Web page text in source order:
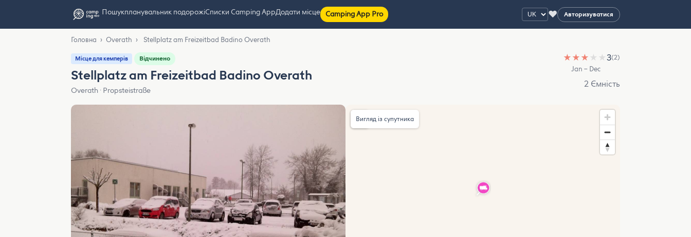
Пошукпланувальник подорожіСписки Camping AppДодати місце Camping App Pro ♥ Авторизуватися
Головна › Overath › Stellplatz am Freizeitbad Badino Overath
Місце для кемперів Відчинено
Stellplatz am Freizeitbad Badino Overath
Overath · Propsteistraße
★ ★ ★ ★ ★3(2)
Jan – Dec
2 Ємність
Вигляд із супутника